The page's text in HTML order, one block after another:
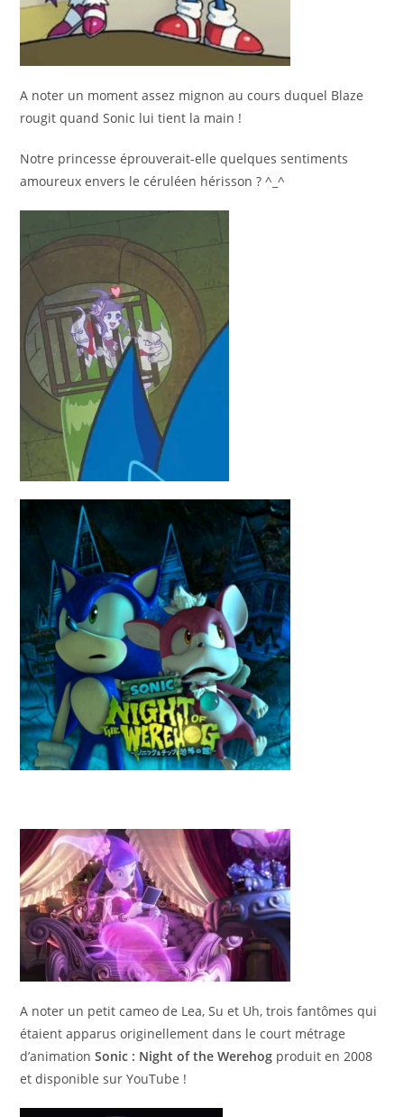
A noter un moment assez mignon au cours duquel Blaze
rougit quand Sonic lui tient la main !
Notre princesse éprouverait-elle quelques sentiments
amoureux envers le céruléen hérisson ? ^_^
A noter un petit cameo de Lea, Su et Uh, trois fantômes qui
étaient apparus originellement dans le court métrage
d’animationSonic : Night of the Werehog produit en 2008
et disponible sur YouTube !